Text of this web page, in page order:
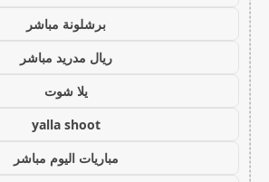
برشلونة مباشر
ريال مدريد مباشر
يلا شوت
yalla shoot
مباريات اليوم مباشر